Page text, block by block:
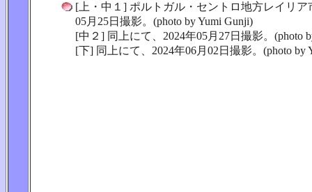
[上・中１] ポルトガル・セントロ地方レイリア
05月25日撮影。(photo by Yumi Gunji)
[中２] 同上にて、2024年05月27日撮影。(photo
[下] 同上にて、2024年06月02日撮影。(photo by